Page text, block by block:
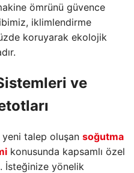
ömrünü güvence
iklimlendirme
koruyarak ekolojik
ve
yeni talep oluşan soğutma
konusunda kapsamlı özel
İsteğinize yönelik